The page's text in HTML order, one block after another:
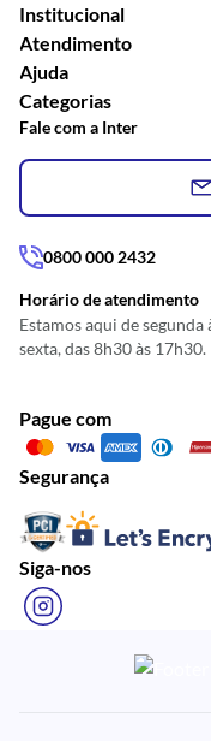
Institucional
Atendimento
Ajuda
Categorias
Fale com a Inter
0800 000 2432
Horário de atendimento
Estamos aqui de segunda
sexta, das 8h30 às 17h30.
Pague com
Segurança
Siga-nos